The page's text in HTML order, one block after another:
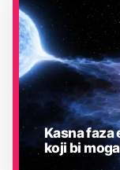
Kasna faza
koji bi